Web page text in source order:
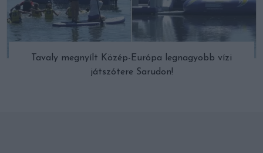
Tavaly megnyílt Közép-Európa legnagyobb vízi
játszótere Sarudon!